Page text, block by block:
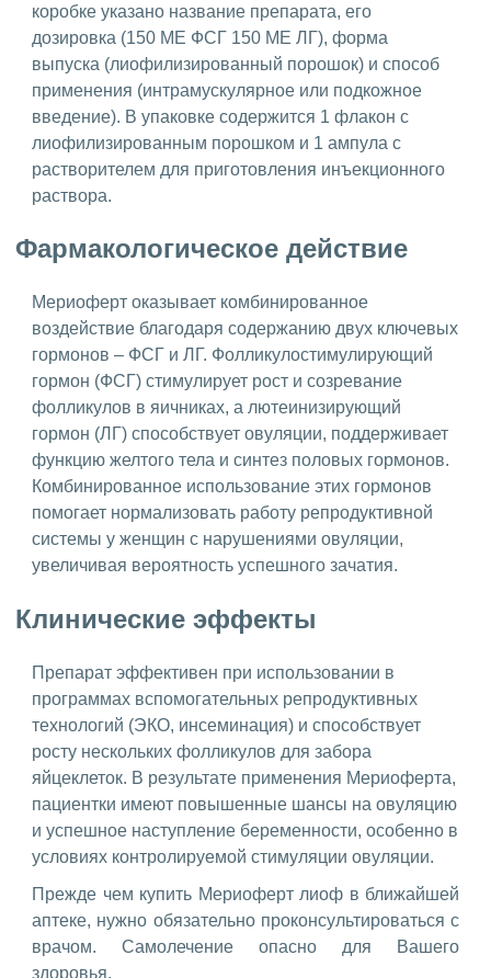
коробке указано название препарата, его
дозировка (150 МЕ ФСГ 150 МЕ ЛГ), форма
выпуска (лиофилизированный порошок) и способ
применения (интрамускулярное или подкожное
введение). В упаковке содержится 1 флакон с
лиофилизированным порошком и 1 ампула с
растворителем для приготовления инъекционного
раствора.
Фармакологическое действие
Мериоферт оказывает комбинированное
воздействие благодаря содержанию двух ключевых
гормонов – ФСГ и ЛГ. Фолликулостимулирующий
гормон (ФСГ) стимулирует рост и созревание
фолликулов в яичниках, а лютеинизирующий
гормон (ЛГ) способствует овуляции, поддерживает
функцию желтого тела и синтез половых гормонов.
Комбинированное использование этих гормонов
помогает нормализовать работу репродуктивной
системы у женщин с нарушениями овуляции,
увеличивая вероятность успешного зачатия.
Клинические эффекты
Препарат эффективен при использовании в
программах вспомогательных репродуктивных
технологий (ЭКО, инсеминация) и способствует
росту нескольких фолликулов для забора
яйцеклеток. В результате применения Мериоферта,
пациентки имеют повышенные шансы на овуляцию
и успешное наступление беременности, особенно в
условиях контролируемой стимуляции овуляции.
Прежде чем купить Мериоферт лиоф в ближайшей
аптеке, нужно обязательно проконсультироваться с
врачом. Самолечение опасно для Вашего
здоровья.